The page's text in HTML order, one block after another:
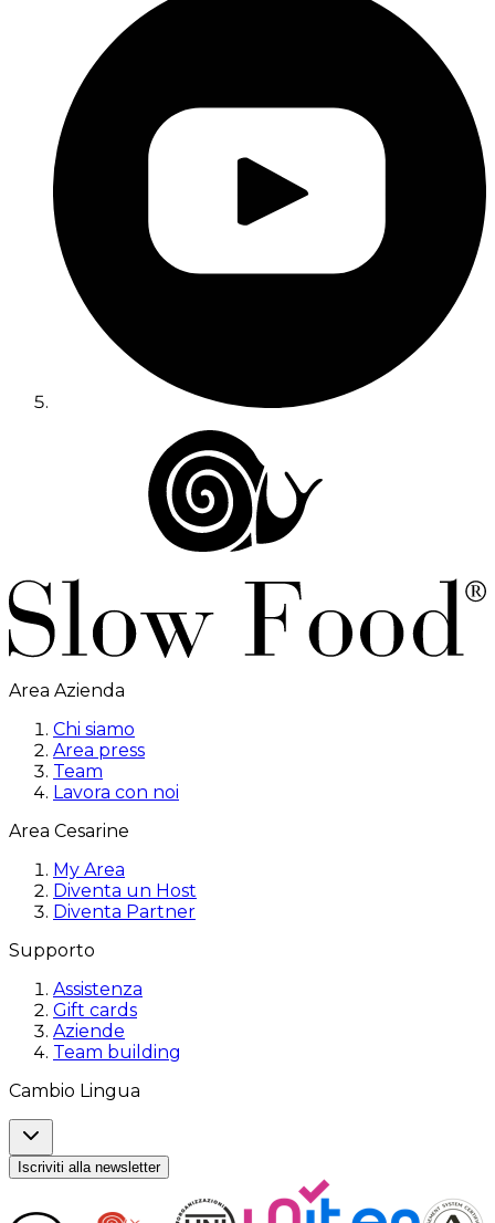
Area Azienda
Chi siamo
Area press
Team
Lavora con noi
Area Cesarine
My Area
Diventa un Host
Diventa Partner
Supporto
Assistenza
Gift cards
Aziende
Team building
Cambio Lingua
Iscriviti alla newsletter